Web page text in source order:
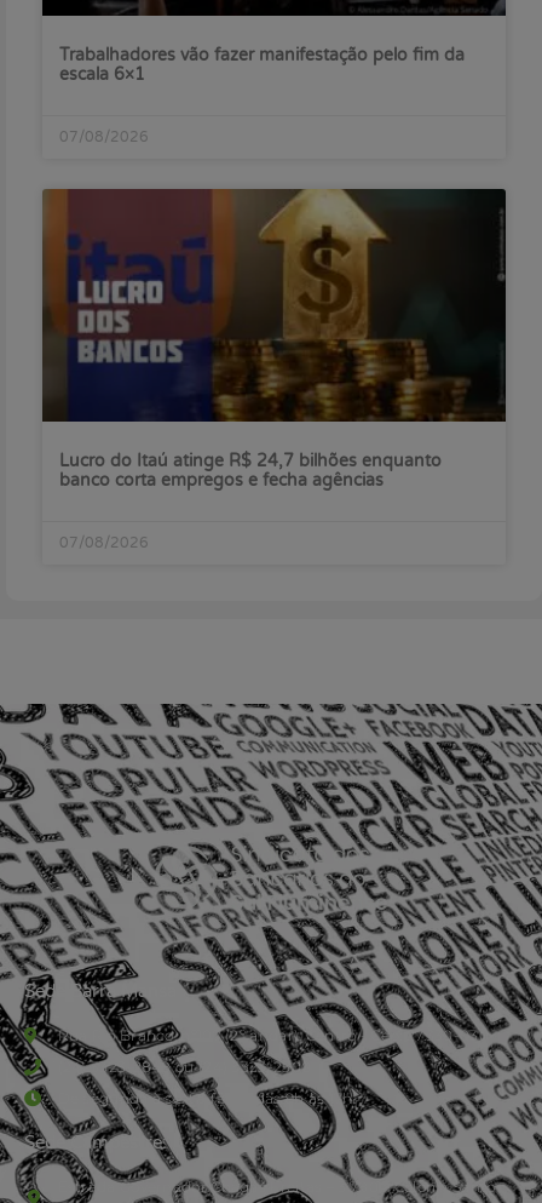
Trabalhadores vão fazer manifestação pelo fim da
escala 6×1
07/08/2026
Lucro do Itaú atinge R$ 24,7 bilhões enquanto
banco corta empregos e fecha agências
07/08/2026
Sede Barra Mansa
Rua Rio Branco, nº107 (2º andar), Centro - Cep: 27.330-030
(24) 3323-2848 ou (24) 3323-2500
De segunda à sexta-feira , das 9h às 17h.
Sede Campestre:
Estrada Governador Chagas Freitas – 3.780 – Colônia Santo